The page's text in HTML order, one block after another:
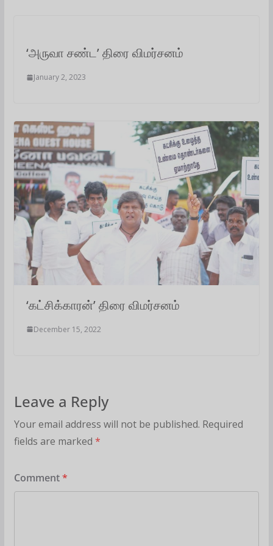
‘அருவா சண்ட’ திரை விமர்சனம்
January 2, 2023
‘கட்சிக்காரன்’ திரை விமர்சனம்
December 15, 2022
Leave a Reply
Your email address will not be published. Required
fields are marked *
Comment*